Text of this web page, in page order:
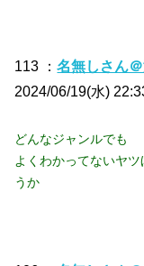
113 ：名無しさん
2024/06/19(水)
どんなジャンルでも
よくわかってないヤ
うか